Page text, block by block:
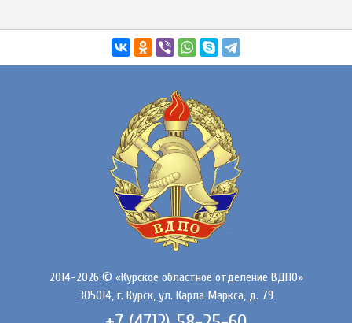
2014-2026 © «Курское областное отделение ВДПО»
305014, г. Курск, ул. Карла Маркса, д. 79